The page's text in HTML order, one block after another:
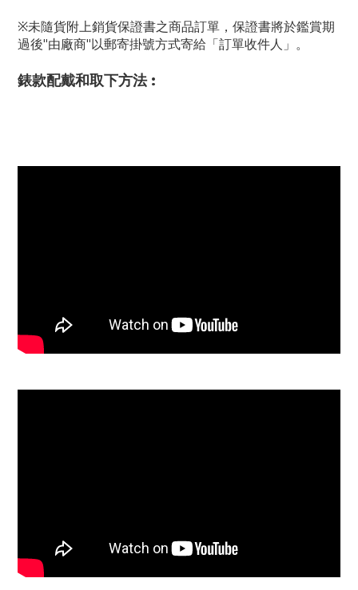
※未隨貨附上銷貨保證書之商品訂單，保證書將於鑑賞期
過後"由廠商"以郵寄掛號方式寄給「訂單收件人」。
錶款配戴和取下方法 :